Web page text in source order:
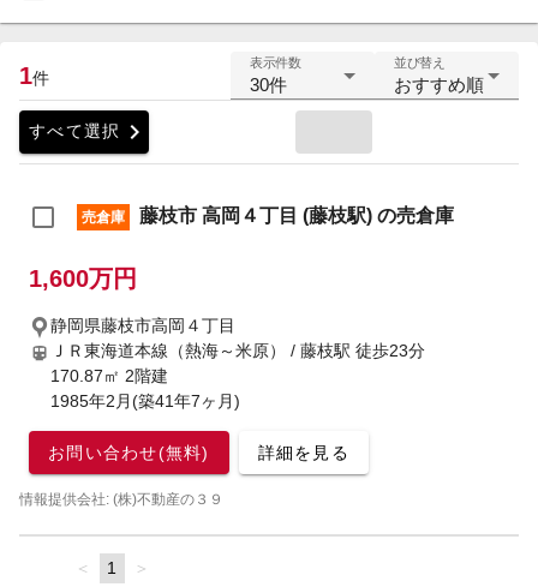
1件
表示件数
30件
並び替え
おすすめ順
すべて選択 chevron_right
売倉庫 藤枝市 高岡４丁目 (藤枝駅) の売倉庫
1,600万円
静岡県藤枝市高岡４丁目
ＪＲ東海道本線（熱海～米原） / 藤枝駅 徒歩23分
170.87㎡ 2階建
1985年2月(築41年7ヶ月)
お問い合わせ(無料) 詳細を見る
情報提供会社: (株)不動産の３９
page
You're
1 page